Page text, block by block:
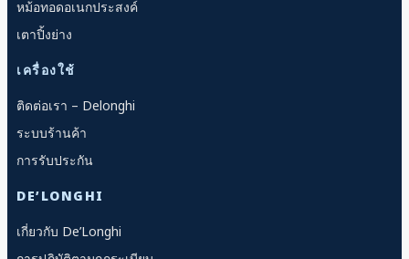
หม้อทอดอเนกประสงค์
เตาปิ้งย่าง
เครื่องใช้
ติดต่อเรา – Delonghi
ระบบร้านค้า
การรับประกัน
DE’LONGHI
เกี่ยวกับ De’Longhi